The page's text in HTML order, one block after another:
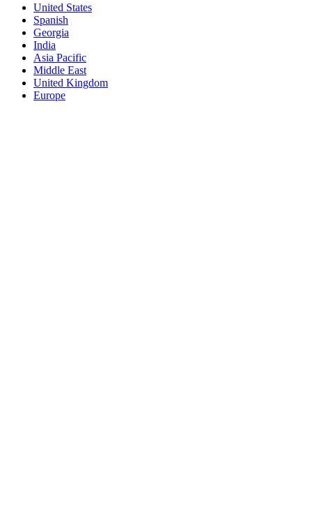
United States
Spanish
Georgia
India
Asia Pacific
Middle East
United Kingdom
Europe